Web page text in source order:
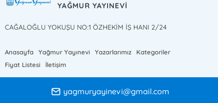
YAĞMUR YAYINEVİ
CAĞALOĞLU YOKUŞU NO:1 ÖZHEKİM İŞ HANI 2/24
Anasayfa Yağmur Yayınevi Yazarlarımız
Kategoriler
Fiyat Listesi
İletişim
yagmuryayinevi@gmail.com